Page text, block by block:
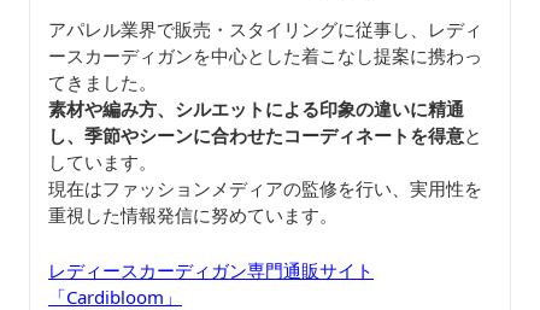
アパレル業界で販売・スタイリングに従事し、レディ
ースカーディガンを中心とした着こなし提案に携わっ
てきました。
素材や編み方、シルエットによる印象の違いに精通
し、季節やシーンに合わせたコーディネートを得意と
しています。
現在はファッションメディアの監修を行い、実用性を
重視した情報発信に努めています。
レディースカーディガン専門通販サイト
「Cardibloom」